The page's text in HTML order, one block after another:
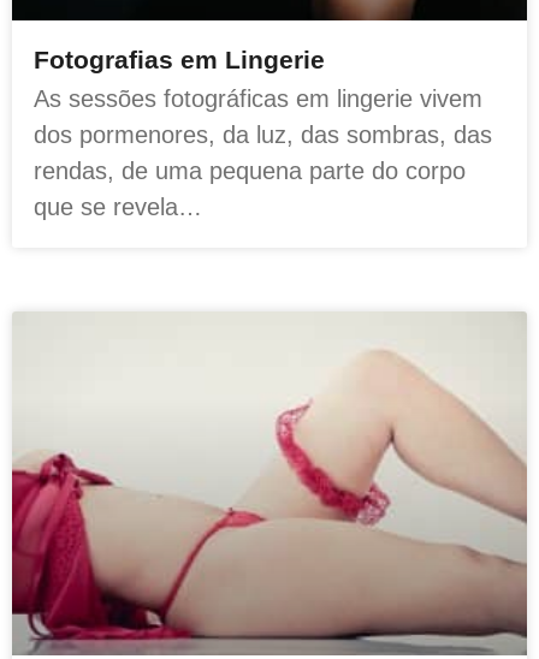
Fotografias em Lingerie
As sessões fotográficas em lingerie vivem
dos pormenores, da luz, das sombras, das
rendas, de uma pequena parte do corpo
que se revela…